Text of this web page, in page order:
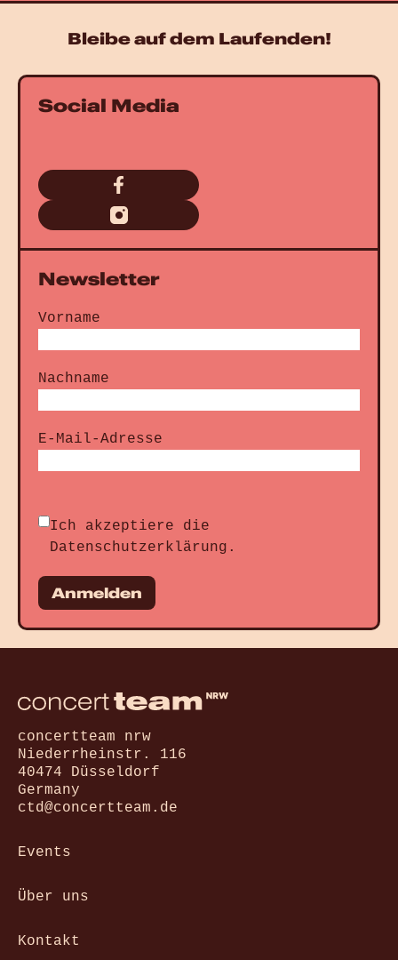
Bleibe auf dem Laufenden!
Social Media
Newsletter
Vorname
Nachname
E-Mail-Adresse
Ich akzeptiere die
Datenschutzerklärung .
Anmelden
concertteam nrw
Niederrheinstr. 116
40474 Düsseldorf
Germany
ctd@concertteam.de
Events
Über uns
Kontakt